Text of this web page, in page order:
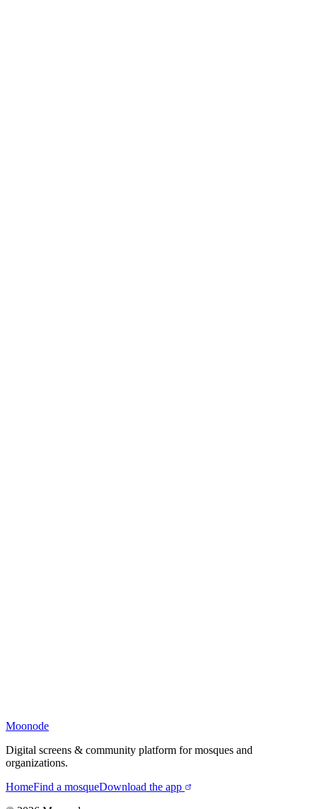
Moonode
Digital screens & community platform for mosques and
organizations.
HomeFind a mosqueDownload the app